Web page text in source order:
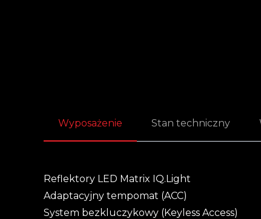
Wyposażenie Stan techniczny
Reflektory LED Matrix IQ.Light
Adaptacyjny tempomat (ACC)
System bezkluczykowy (Keyless Access)